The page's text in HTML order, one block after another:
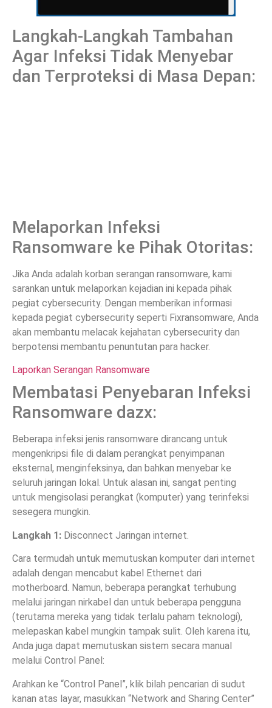
Langkah-Langkah Tambahan
Agar Infeksi Tidak Menyebar
dan Terproteksi di Masa Depan:
Melaporkan Infeksi
Ransomware ke Pihak Otoritas:
Jika Anda adalah korban serangan ransomware, kami
sarankan untuk melaporkan kejadian ini kepada pihak
pegiat cybersecurity. Dengan memberikan informasi
kepada pegiat cybersecurity seperti Fixransomware, Anda
akan membantu melacak kejahatan cybersecurity dan
berpotensi membantu penuntutan para hacker.
Laporkan Serangan Ransomware
Membatasi Penyebaran Infeksi
Ransomware dazx:
Beberapa infeksi jenis ransomware dirancang untuk
mengenkripsi file di dalam perangkat penyimpanan
eksternal, menginfeksinya, dan bahkan menyebar ke
seluruh jaringan lokal. Untuk alasan ini, sangat penting
untuk mengisolasi perangkat (komputer) yang terinfeksi
sesegera mungkin.
Langkah 1: Disconnect Jaringan internet.
Cara termudah untuk memutuskan komputer dari internet
adalah dengan mencabut kabel Ethernet dari
motherboard. Namun, beberapa perangkat terhubung
melalui jaringan nirkabel dan untuk beberapa pengguna
(terutama mereka yang tidak terlalu paham teknologi),
melepaskan kabel mungkin tampak sulit. Oleh karena itu,
Anda juga dapat memutuskan sistem secara manual
melalui Control Panel:
Arahkan ke “Control Panel”, klik bilah pencarian di sudut
kanan atas layar, masukkan “Network and Sharing Center”